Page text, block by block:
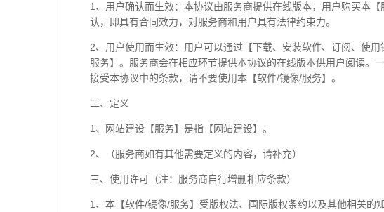
1、用户确认而生效：本协议由服务商提供在线版本，用户购买本
认，即具有合同效力，对服务商和用户具有法律约束力。
2、用户使用而生效：用户可以通过【下载、安装软件、订阅、使
服务】。服务商会在相应环节提供本协议的在线版本供用户阅读
接受本协议中的条款，请不要使用本【软件/镜像/服务】。
二、定义
1、网站建设【服务】是指【网站建设】。
2、（服务商如有其他需要定义的内容，请补充）
三、使用许可（注：服务商自行增删相应条款）
1、本【软件/镜像/服务】受版权法、国际版权条约以及其他相关的